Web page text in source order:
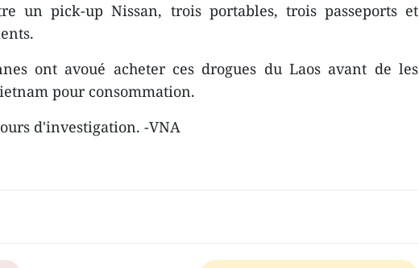
un pick-up Nissan, trois portables, trois passeports et
ont avoué acheter ces drogues du Laos avant de les
pour consommation.
d'investigation. -VNA